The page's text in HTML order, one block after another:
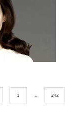
1 232